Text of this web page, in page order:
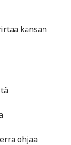
kansan
ohjaa